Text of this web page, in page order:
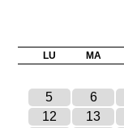
LU MA
5
6
12
13